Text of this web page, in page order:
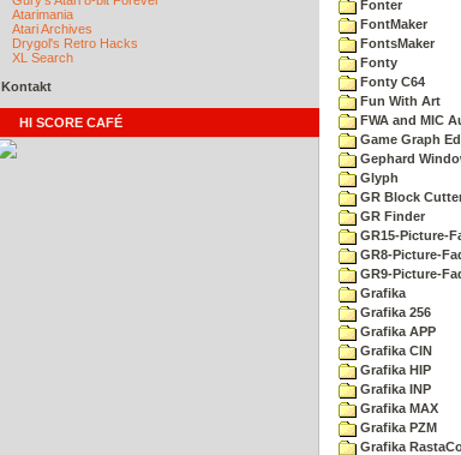
Atarimania
Atari Archives
Drygol's Retro Hacks
XL Search
Kontakt
HI SCORE CAFÉ
Fonter
FontMaker
FontsMaker
Fonty
Fonty C64
Fun With Art
FWA and MIC
Game Graph
Gephard
Glyph
GR Block
GR Finder
GR15-Picture-
GR8-Picture-
GR9-Picture-
Grafika
Grafika 256
Grafika APP
Grafika CIN
Grafika HIP
Grafika INP
Grafika MAX
Grafika PZM
Grafika